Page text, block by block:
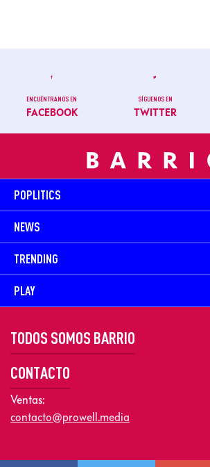
ENCUÉNTRANOS EN
FACEBOOK
SÍGUENOS EN
TWITTER
POPLITICS
NEWS
TRENDING
PLAY
TODOS SOMOS BARRIO
CONTACTO
Ventas:
contacto@prowell.media